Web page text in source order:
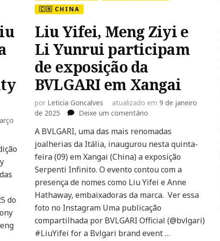
do
🇨🇳 CHINA
Liu Yifei, Meng Ziyi e
Li Yunrui participam
de exposição da
BVLGARI em Xangai
por Leticia Goncalves atualizado em 9 de janeiro
de 2025
Deixe um comentárioem
Yifei,
Meng
Ziyi
Li
Yunrui
participam
de
exposição
da
BVLGARI
A BVLGARI, uma das mais renomadas
joalherias da Itália, inaugurou nesta quinta-
feira (09) em Xangai (China) a exposição
Serpenti Infinito. O evento contou com a
presença de nomes como Liu Yifei e Anne
Hathaway, embaixadoras da marca. Ver essa
foto no Instagram Uma publicação
compartilhada por BVLGARI Official (@bvlgari)
#LiuYifei for a Bvlgari brand event …